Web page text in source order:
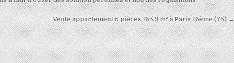
Vente appartement 5 pièces 165.9 m² à Paris 16ème (75) →